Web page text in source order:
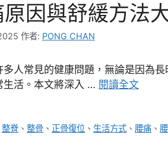
因與舒緩方法
作者: PONG CHAN
多人常見的健康問題，無論是因為
生活。本文將深入 … 閱讀全文
整脊 、整骨 、 正骨復位 、 生活方式 、 腰痛 、